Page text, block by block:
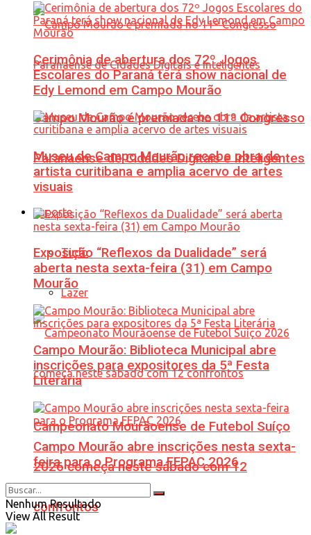
Campo Mourão é premiada no 11º Congresso
Paranaense de Cidades Digitais e Inteligentes
Esporte
Tudo
Lazer
Campeonato Mourãoense de Futebol Suíço
2026 começa neste sábado com 12
confrontos
Cerimônia de abertura dos 72º Jogos
Escolares do Paraná terá show nacional de
Edy Lemond em Campo Mourão
Museu de Campo Mourão recebe obra de
artista curitibana e amplia acervo de artes
visuais
Exposição “Reflexos da Dualidade” será
aberta nesta sexta-feira (31) em Campo
Mourão
Campo Mourão: Biblioteca Municipal abre
inscrições para expositores da 5ª Festa
Literária
Campo Mourão abre inscrições nesta sexta-
feira para o Programa FEPAC 2026
Nenhum Resultado
View All Result